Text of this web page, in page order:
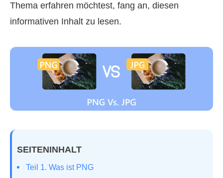
Thema erfahren möchtest, fang an, diesen
informativen Inhalt zu lesen.
SEITENINHALT
Teil 1. Was ist PNG